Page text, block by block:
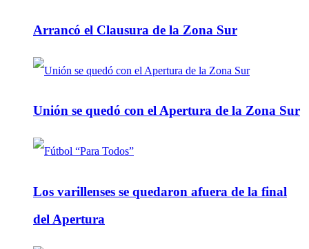
Arrancó el Clausura de la Zona Sur
Unión se quedó con el Apertura de la Zona Sur
Los varillenses se quedaron afuera de la final
del Apertura